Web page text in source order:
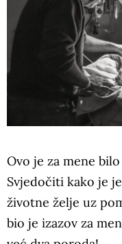
Ovo je za mene
Svjedočiti kako je
životne želje uz
bio je izazov za